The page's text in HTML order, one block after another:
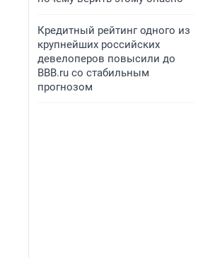
Кредитный рейтинг одного из
крупнейших российских
девелоперов повысили до
BBB.ru со стабильным
прогнозом